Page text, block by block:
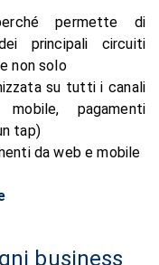
permette di
principali circuiti
non solo
su tutti i canali
mobile, pagamenti
tap)
da web e mobile
business